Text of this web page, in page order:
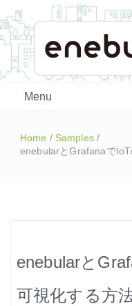
enebular 公式 技術
Menu
はじめよう、
はじめよう、
Home / Samples /
enebularとGrafanaでIoT
enebularと
可視化する方